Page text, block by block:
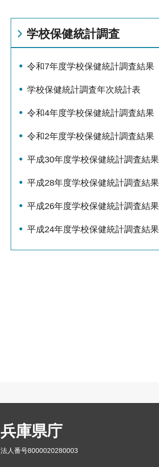
学校保健統計調査
令和7年度学校保健統計調査結果
学校保健統計調査年次統計表
令和4年度学校保健統計調査結果
令和2年度学校保健統計調査結果
平成30年度学校保健統計調査結果
平成28年度学校保健統計調査結果
平成26年度学校保健統計調査結果
平成24年度学校保健統計調査結果
兵庫県庁
法人番号8000020280003